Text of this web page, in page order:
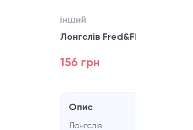
інший
Лонгслів Fred&Flo
156 грн
Опис
Лонгслів